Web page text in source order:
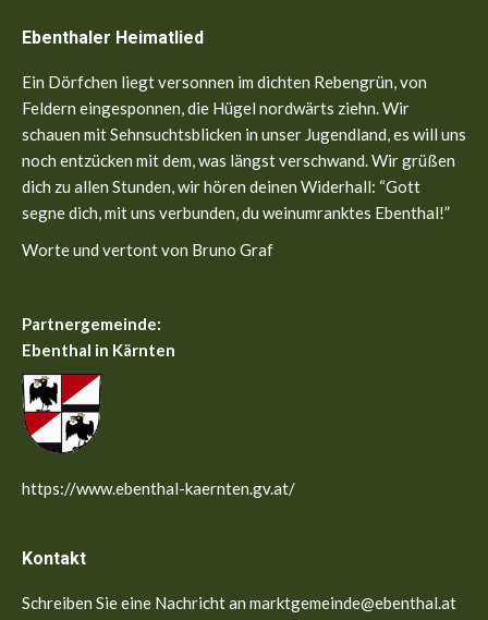
opens
in
new
window
opens
in
new
window
Ebenthaler Heimatlied
Ein Dörfchen liegt versonnen im dichten Rebengrün, von
Feldern eingesponnen, die Hügel nordwärts ziehn. Wir
schauen mit Sehnsuchtsblicken in unser Jugendland, es will uns
noch entzücken mit dem, was längst verschwand. Wir grüßen
dich zu allen Stunden, wir hören deinen Widerhall: “Gott
segne dich, mit uns verbunden, du weinumranktes Ebenthal!”
Worte und vertont von Bruno Graf
Partnergemeinde:
Ebenthal in Kärnten
https://www.ebenthal-kaernten.gv.at/
Kontakt
Schreiben Sie eine Nachricht an marktgemeinde@ebenthal.at